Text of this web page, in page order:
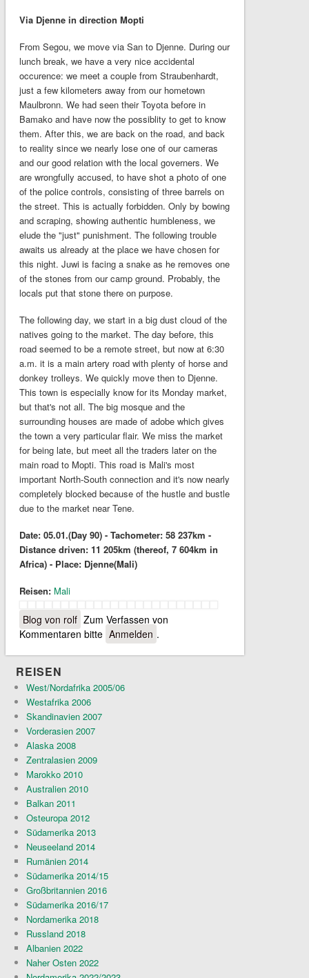
Via Djenne in direction Mopti
From Segou, we move via San to Djenne. During our
lunch break, we have a very nice accidental
occurence: we meet a couple from Straubenhardt,
just a few kilometers away from our hometown
Maulbronn. We had seen their Toyota before in
Bamako and have now the possiblity to get to know
them. After this, we are back on the road, and back
to reality since we nearly lose one of our cameras
and our good relation with the local governers. We
are wrongfully accused, to have shot a photo of one
of the police controls, consisting of three barrels on
the street. This is actually forbidden. Only by bowing
and scraping, showing authentic humbleness, we
elude the "just" punishment. The following trouble
awaits us already at the place we have chosen for
this night. Juwi is facing a snake as he removes one
of the stones from our camp ground. Probably, the
locals put that stone there on purpose.
The following day, we start in a big dust cloud of the
natives going to the market. The day before, this
road seemed to be a remote street, but now at 6:30
a.m. it is a main artery road with plenty of horse and
donkey trolleys. We quickly move then to Djenne.
This town is especially know for its Monday market,
but that's not all. The big mosque and the
surrounding houses are made of adobe which gives
the town a very particular flair. We miss the market
for being late, but meet all the traders later on the
main road to Mopti. This road is Mali's most
important North-South connection and it's now nearly
completely blocked because of the hustle and bustle
due to the market near Tene.
Date: 05.01.(Day 90) - Tachometer: 58 237km -
Distance driven: 11 205km (thereof, 7 604km in
Africa) - Place: Djenne(Mali)
Reisen: Mali
Blog von rolf Zum Verfassen von
Kommentaren bitte Anmelden .
REISEN
West/Nordafrika 2005/06
Westafrika 2006
Skandinavien 2007
Vorderasien 2007
Alaska 2008
Zentralasien 2009
Marokko 2010
Australien 2010
Balkan 2011
Osteuropa 2012
Südamerika 2013
Neuseeland 2014
Rumänien 2014
Südamerika 2014/15
Großbritannien 2016
Südamerika 2016/17
Nordamerika 2018
Russland 2018
Albanien 2022
Naher Osten 2022